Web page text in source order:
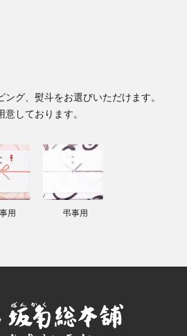
ング、熨斗をお選びいただけます。
しております。
用 弔事用